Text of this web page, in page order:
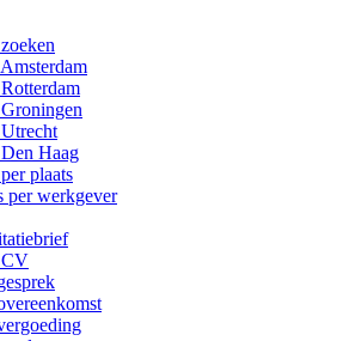
Haag
plaats
per werkgever
CV